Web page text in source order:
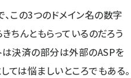
、この3つのドメイン名の数字
ちんともらっているのだろう
は決済の部分は外部のASPを
ては悩ましいところでもある。